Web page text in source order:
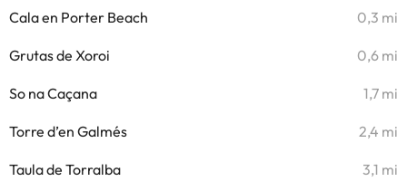
Cala en Porter Beach 0,3 mi
Grutas de Xoroi 0,6 mi
So na Caçana 1,7 mi
Torre d’en Galmés 2,4 mi
Taula de Torralba 3,1 mi